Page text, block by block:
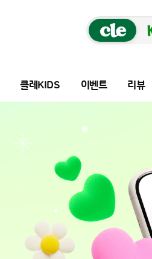
클레KIDS 이벤트 리뷰